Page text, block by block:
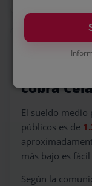
SALARIO
cobra
El sueldo medio
públicos es de
más bajo es
Según la